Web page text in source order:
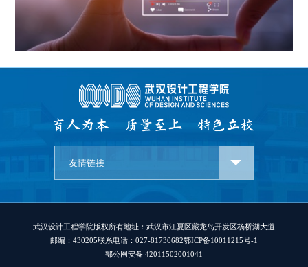
友情链接
武汉设计工程学院版权所有地址：武汉市江夏区藏龙岛开发区杨桥湖大道
邮编：430205联系电话：027-81730682鄂ICP备10011215号-1
鄂公网安备 42011502001041